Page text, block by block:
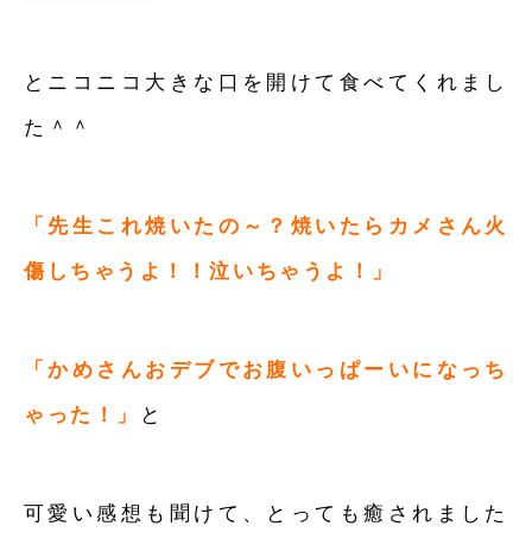
とニコニコ大きな口を開けて食べてくれまし
た＾＾
「先生これ焼いたの～？焼いたらカメさん火
傷しちゃうよ！！泣いちゃうよ！」
「かめさんおデブでお腹いっぱーいになっち
ゃった！」
と
可愛い感想も聞けて、とっても癒されました